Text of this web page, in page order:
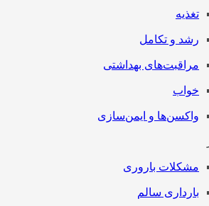
تغذیه
رشد و تکامل
مراقبت‌های بهداشتی
خواب
واکسن‌ها و ایمن‌سازی
مشکلات باروری
بارداری سالم